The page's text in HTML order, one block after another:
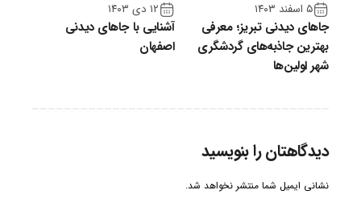
۵ اسفند ۱۴۰۳
جاهای دیدنی تبریز؛ معرفی
بهترین جاذبه‌های گردشگری
شهر اولین‌ها
۱۲ دی ۱۴۰۳
آشنایی با جاهای دیدنی
اصفهان
دیدگاهتان را بنویسید
نشانی ایمیل شما منتشر نخواهد شد.